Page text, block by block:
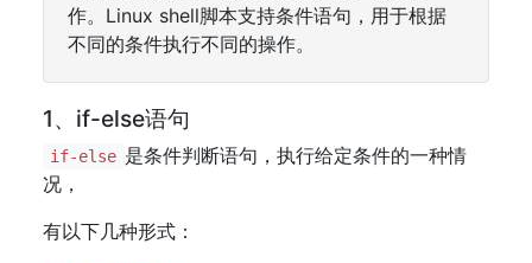
作。Linux shell脚本支持条件语句，用于根据
不同的条件执行不同的操作。
1、if-else语句
if-else 是条件判断语句，执行给定条件的一种情
况，
有以下几种形式：